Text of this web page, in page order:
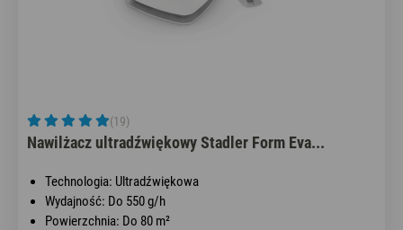
(19)
Nawilżacz ultradźwiękowy Stadler Form Eva...
Technologia: Ultradźwiękowa
Wydajność: Do 550 g/h
Powierzchnia: Do 80 m²